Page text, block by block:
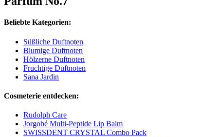
Beliebte Kategorien:
Süßliche Duftnoten
Blumige Duftnoten
Hölzerne Duftnoten
Fruchtige Duftnoten
Sana Jardin
Cosmeterie entdecken:
Rudolph Care
Jorgobé Multi-Peptide Lip Balm
SWISSDENT CRYSTAL Combo Pack